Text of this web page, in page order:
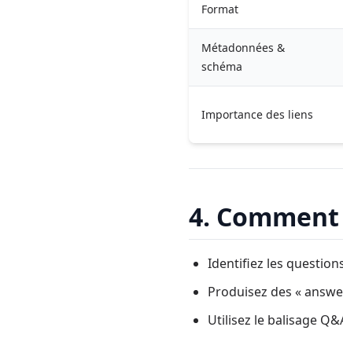
Format
Métadonnées &
schéma
Importance des liens
4.
Identifiez les
Produisez des «
Utilisez le balisage